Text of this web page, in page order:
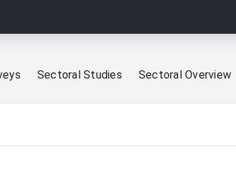
Sectoral Studies Sectoral Overview